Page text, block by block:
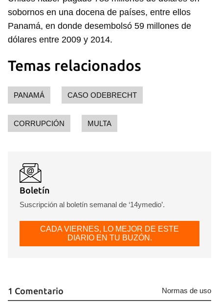
Guardar como favorito
sobornos en una docena de países, entre ellos
Panamá, en donde desembolsó 59 millones de
dólares entre 2009 y 2014.
Temas relacionados
PANAMÁ CASO ODEBRECHT
CORRUPCIÓN MULTA
Boletín
Suscripción al boletín semanal de ‘14ymedio’.
CADA VIERNES, LO MEJOR DE ESTE
DIARIO EN TU BUZÓN.
1 Comentario Normas de uso